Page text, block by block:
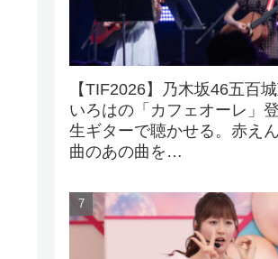
【TIF2026】乃木坂46五百
いろはの「カフェオーレ」
生ギターで聴かせる。赤え
曲のあの曲を…